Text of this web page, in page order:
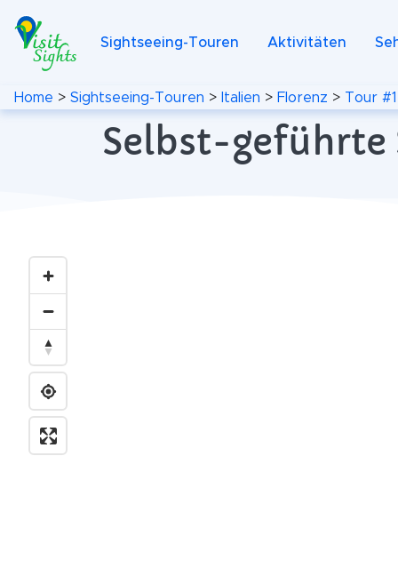
Sightseeing-Touren Aktivitäten
Home > Sightseeing-Touren > Italien > Florenz > Tour
Selbst-geführte